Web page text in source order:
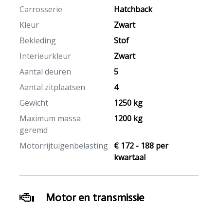
Carrosserie
Hatchback
Kleur
Zwart
Bekleding
Stof
Interieurkleur
Zwart
Aantal deuren
5
Aantal zitplaatsen
4
Gewicht
1250 kg
Maximum massa
geremd
1200 kg
Motorrijtuigenbelasting € 172 - 188 per
kwartaal
Motor en transmissie